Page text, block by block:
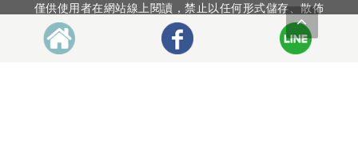
僅供使用者在網站線上閱讀，禁止以任何形式儲存、散佈
或重製部分或全部內容
本網站建議以Internet Explorer 10以上、Firefox或Google